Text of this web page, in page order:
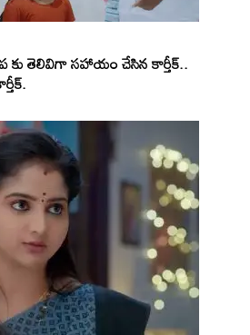
కు తెలివిగా సహాయం చేసిన కార్తీక్..